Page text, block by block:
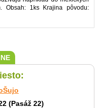
Obsah: 1ks Krajina pôvodu:
(Pasáž 22)